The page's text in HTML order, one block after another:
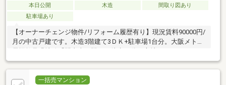
本日公開 木造
間取り図あり
駐車場あり
【オーナーチェンジ物件/リフォーム履歴有り】現況賃料90000円/
月の中古戸建です。木造3階建て3ＤＫ+駐車場1台分。大阪メトロ
一括売マンション